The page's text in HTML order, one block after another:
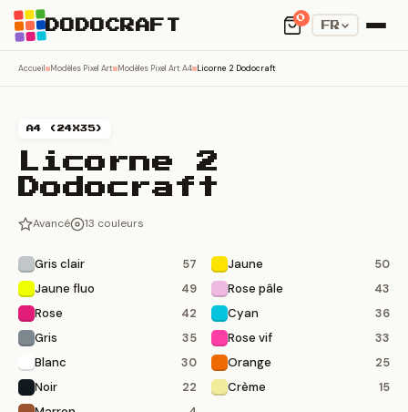
DODOCRAFT
0
FR
Accueil Modèles Pixel Art Modèles Pixel Art A4 Licorne 2 Dodocraft
A4 (24X35)
Licorne 2
Dodocraft
Avancé 13 couleurs
Gris clair 57 Jaune 50
Jaune fluo 49 Rose pâle 43
Rose 42 Cyan 36
Gris 35 Rose vif 33
Blanc 30 Orange 25
Noir 22 Crème 15